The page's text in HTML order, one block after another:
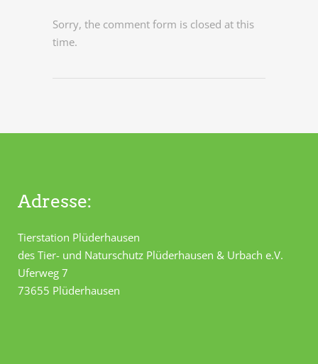
Sorry, the comment form is closed at this
time.
Adresse:
Tierstation Plüderhausen
des Tier- und Naturschutz Plüderhausen & Urbach e.V.
Uferweg 7
73655 Plüderhausen